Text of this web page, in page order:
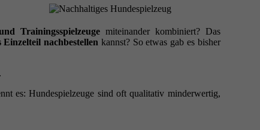
Trainingsspielzeuge miteinander kombiniert? Das
Einzelteil nachbestellen kannst? So etwas gab es bisher
es: Hundespielzeuge sind oft qualitativ minderwertig,